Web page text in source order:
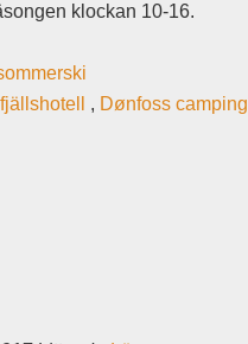
klockan 10-16.
, Dønfoss camping